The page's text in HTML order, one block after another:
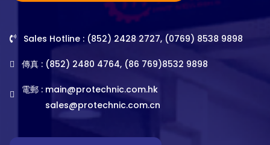
Sales Hotline : (852) 2428 2727, (0769) 8538 9898
傳真 : (852) 2480 4764, (86 769)8532 9898
電郵 : main@protechnic.com.hk
sales@protechnic.com.cn